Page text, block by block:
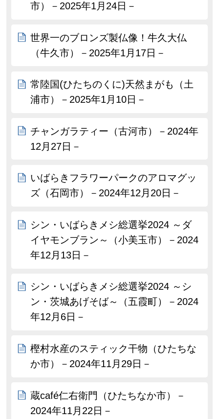
市）－2025年1月24日－
世界一のブロンズ製仏像！牛久大仏
（牛久市）－2025年1月17日－
常陸国(ひたちのくに)天然まがも（土
浦市）－2025年1月10日－
チャンガラティー（古河市）－2024年
12月27日－
いばらきフラワーパークのアロマグッ
ズ（石岡市）－2024年12月20日－
シン・いばらきメシ総選挙2024 ～ダ
イヤモンブラン～（小美玉市）－2024
年12月13日－
シン・いばらきメシ総選挙2024 ～シ
ン・茨城あげそば～（五霞町）－2024
年12月6日－
樫村水産のスティック干物（ひたちな
か市）－2024年11月29日－
蔵café仁右衛門（ひたちなか市）－
2024年11月22日－